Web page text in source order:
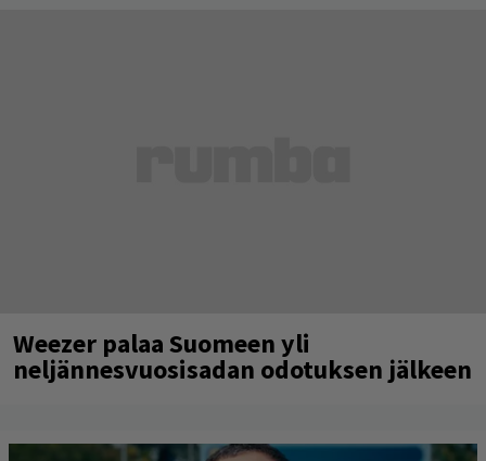
Weezer palaa Suomeen yli
neljännesvuosisadan odotuksen jälkeen